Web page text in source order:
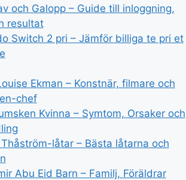
och Galopp – Guide till inloggning,
resultat
Switch 2 pri – Jämför billiga te pri et
Ekman – Konstnär, filmare och
chef
Kvinna – Symtom, Orsaker och
låtar – Bästa låtarna och
Abu Eid Barn – Familj, Föräldrar